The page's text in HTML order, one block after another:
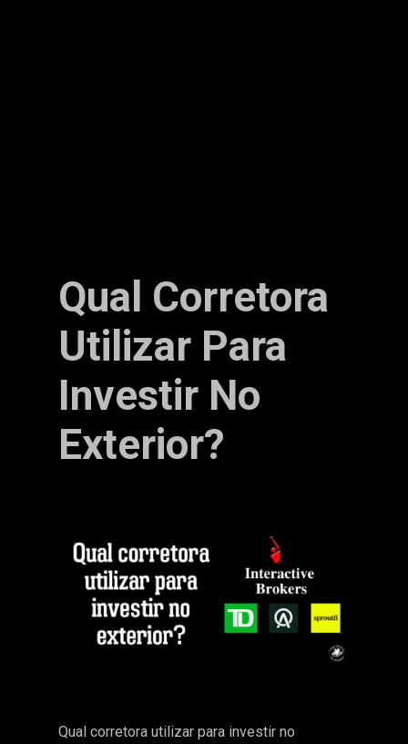
Qual Corretora
Utilizar Para
Investir No
Exterior?
Qual corretora utilizar para investir no